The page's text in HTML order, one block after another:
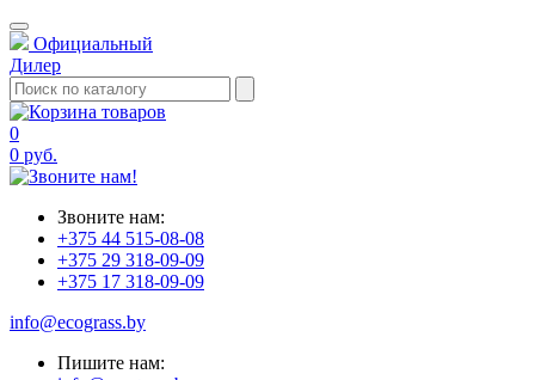
Официальный
Дилер
0
0 руб.
Звоните нам:
+375 44 515-08-08
+375 29 318-09-09
+375 17 318-09-09
info@ecograss.by
Пишите нам: